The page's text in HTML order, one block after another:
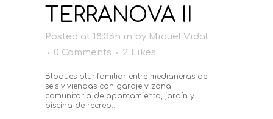
TERRANOVA II
Posted at 18:36h in by Miquel Vidal
0 Comments
2 Likes
Bloques plurifamiliar entre medianeras de
seis viviendas con garaje y zona
comunitaria de aparcamiento, jardín y
piscina de recreo....